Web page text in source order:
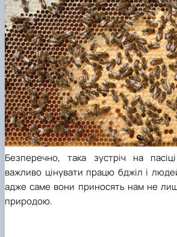
Безперечно, така зустріч на
важливо цінувати працю бджіл і
адже саме вони приносять нам не
природою.